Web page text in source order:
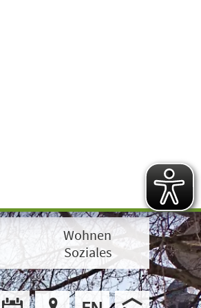
Wohnen
Soziales